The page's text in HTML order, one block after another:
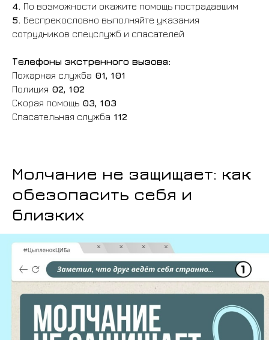
4. По возможности окажите помощь пострадавшим
5. Беспрекословно выполняйте указания
сотрудников спецслужб и спасателей
Телефоны экстренного вызова:
Пожарная служба 01, 101
Полиция 02, 102
Скорая помощь 03, 103
Спасательная служба 112
Молчание не защищает: как
обезопасить себя и
близких